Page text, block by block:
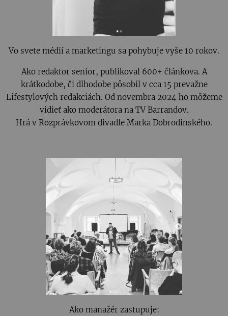
Vo svete médií a marketingu sa pohybuje vyše 10 rokov.
Ako redaktor senior, publikoval 600+ článkova. A
krátkodobe, či dlhodobe pôsobil v cca 15 prevažne
Lifestylových redakciách. Od novembra 2024 ho môžeme
vidieť ako moderátora na TV Barrandov.
Hrá v Rozprávkovom divadle Marka Dobrodinského.
Ako manažér zastupuje: